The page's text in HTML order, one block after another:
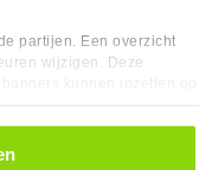
partijen. Een overzicht
wijzigen. Deze
altijd intrekken, dit doe je
‘Cookievoorkeuren’